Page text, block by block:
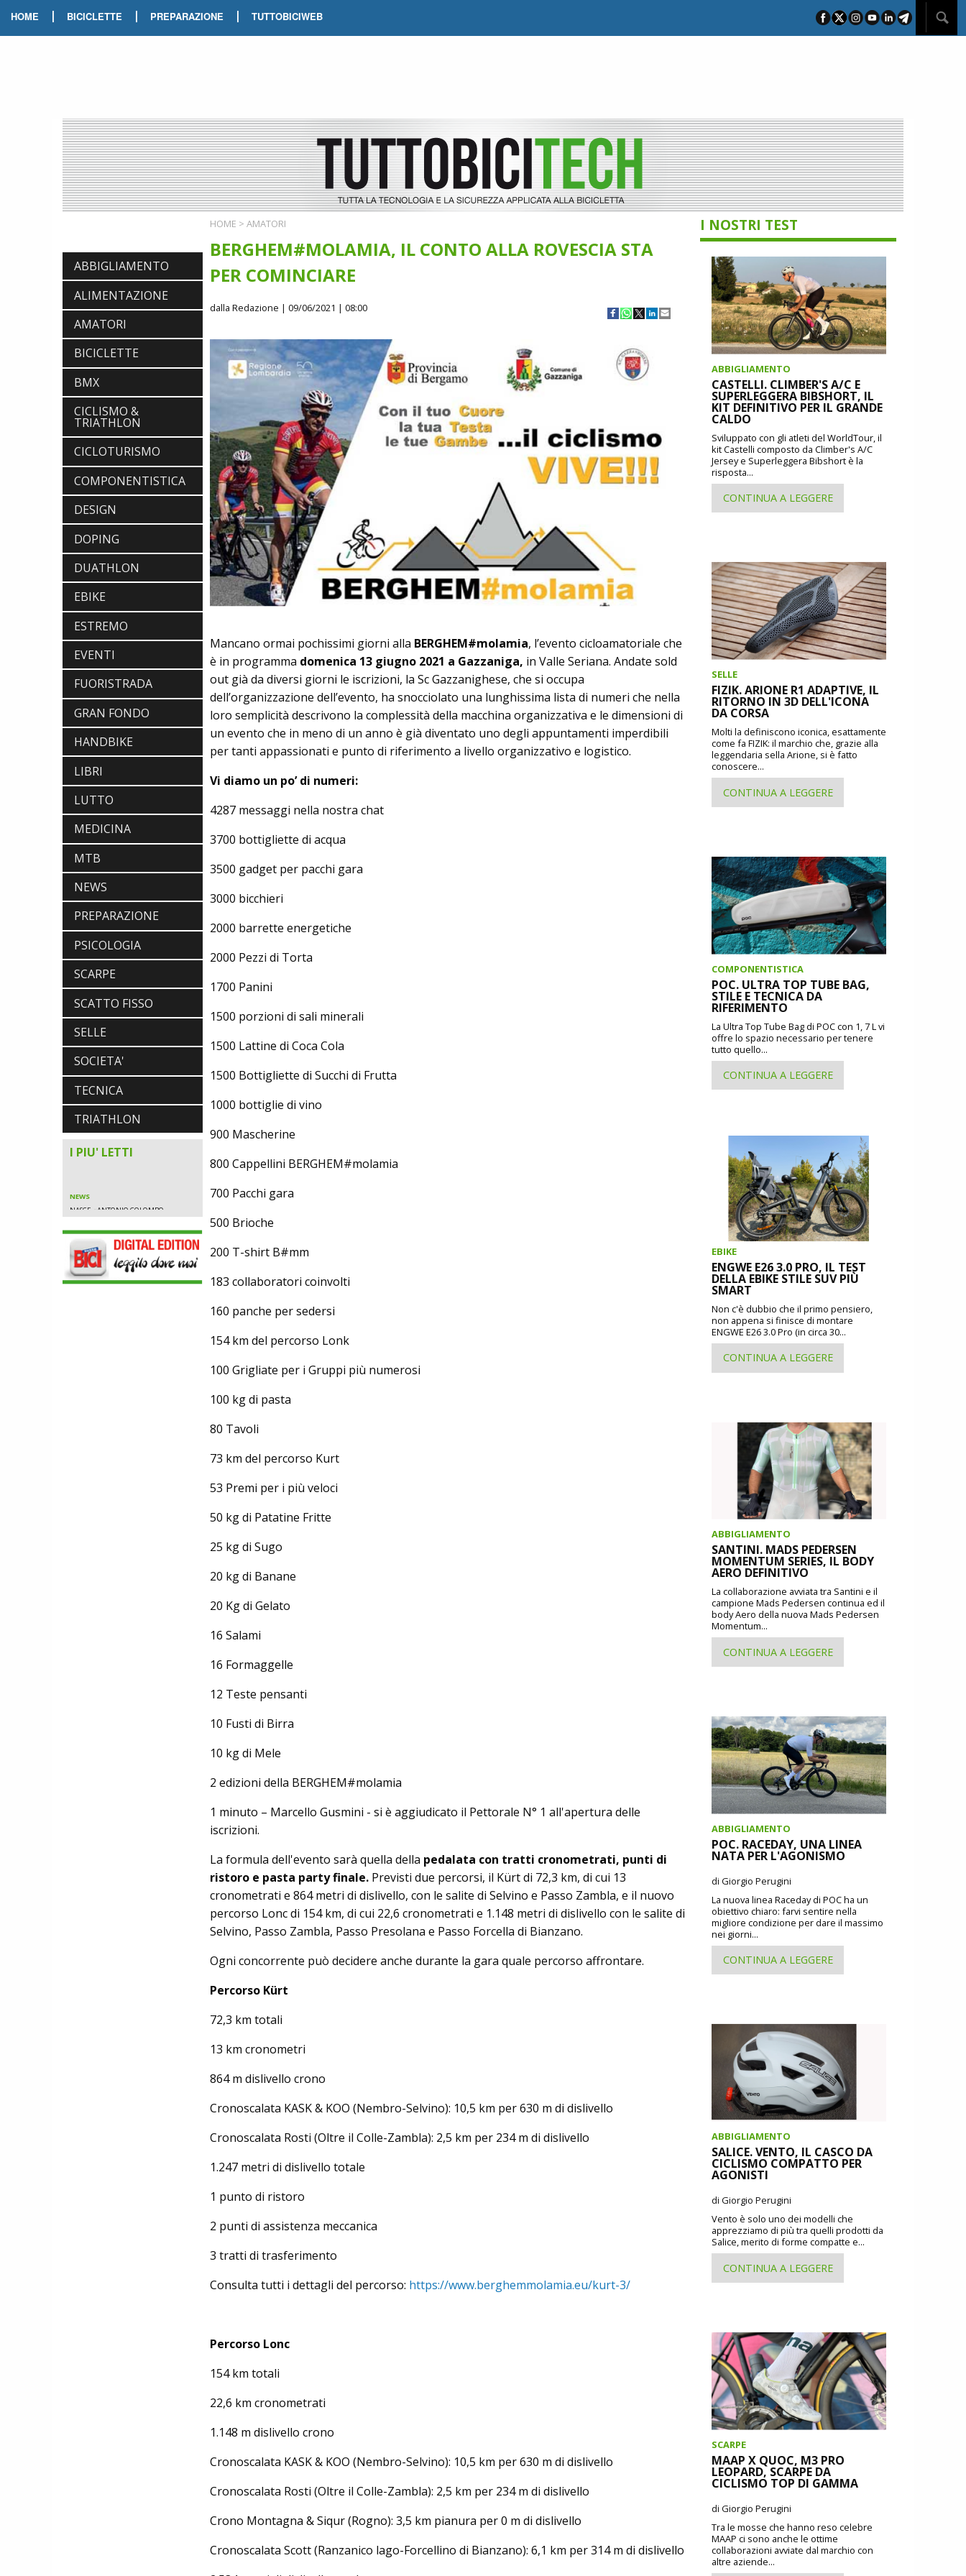
HOME | BICICLETTE | PREPARAZIONE | TUTTOBICIWEB
ABBIGLIAMENTO
ALIMENTAZIONE
AMATORI
BICICLETTE
BMX
CICLISMO &
TRIATHLON
CICLOTURISMO
COMPONENTISTICA
DESIGN
DOPING
DUATHLON
EBIKE
ESTREMO
EVENTI
FUORISTRADA
GRAN FONDO
HANDBIKE
LIBRI
LUTTO
MEDICINA
MTB
NEWS
PREPARAZIONE
PSICOLOGIA
SCARPE
SCATTO FISSO
SELLE
SOCIETA'
TECNICA
TRIATHLON
I PIU' LETTI
NASCE «ANTONIO COLOMBO
DELL'INNOVAZIONE NEL CICLISMO
NASCE «ANTONIO COLOMBO
INNOVATION & DESIGN AWARD»: A
DELL'INNOVAZIONE NEL CICLISMO
HOME > AMATORI
BERGHEM#MOLAMIA, IL CONTO ALLA ROVESCIA STA
PER COMINCIARE
dalla Redazione | 09/06/2021 | 08:00
Mancano ormai pochissimi giorni alla BERGHEM#molamia, l’evento cicloamatoriale che
è in programma domenica 13 giugno 2021 a Gazzaniga, in Valle Seriana. Andate sold
out già da diversi giorni le iscrizioni, la Sc Gazzanighese, che si occupa
dell’organizzazione dell’evento, ha snocciolato una lunghissima lista di numeri che nella
loro semplicità descrivono la complessità della macchina organizzativa e le dimensioni di
un evento che in meno di un anno è già diventato uno degli appuntamenti imperdibili
per tanti appassionati e punto di riferimento a livello organizzativo e logistico.
Vi diamo un po’ di numeri:
4287 messaggi nella nostra chat
3700 bottigliette di acqua
3500 gadget per pacchi gara
3000 bicchieri
2000 barrette energetiche
2000 Pezzi di Torta
1700 Panini
1500 porzioni di sali minerali
1500 Lattine di Coca Cola
1500 Bottigliette di Succhi di Frutta
1000 bottiglie di vino
900 Mascherine
800 Cappellini BERGHEM#molamia
700 Pacchi gara
500 Brioche
200 T-shirt B#mm
183 collaboratori coinvolti
160 panche per sedersi
154 km del percorso Lonk
100 Grigliate per i Gruppi più numerosi
100 kg di pasta
80 Tavoli
73 km del percorso Kurt
53 Premi per i più veloci
50 kg di Patatine Fritte
25 kg di Sugo
20 kg di Banane
20 Kg di Gelato
16 Salami
16 Formaggelle
12 Teste pensanti
10 Fusti di Birra
10 kg di Mele
2 edizioni della BERGHEM#molamia
1 minuto – Marcello Gusmini - si è aggiudicato il Pettorale N° 1 all'apertura delle
iscrizioni.
La formula dell'evento sarà quella della pedalata con tratti cronometrati, punti di
ristoro e pasta party finale. Previsti due percorsi, il Kürt di 72,3 km, di cui 13
cronometrati e 864 metri di dislivello, con le salite di Selvino e Passo Zambla, e il nuovo
percorso Lonc di 154 km, di cui 22,6 cronometrati e 1.148 metri di dislivello con le salite di
Selvino, Passo Zambla, Passo Presolana e Passo Forcella di Bianzano.
Ogni concorrente può decidere anche durante la gara quale percorso affrontare.
Percorso Kürt
72,3 km totali
13 km cronometri
864 m dislivello crono
Cronoscalata KASK & KOO (Nembro-Selvino): 10,5 km per 630 m di dislivello
Cronoscalata Rosti (Oltre il Colle-Zambla): 2,5 km per 234 m di dislivello
1.247 metri di dislivello totale
1 punto di ristoro
2 punti di assistenza meccanica
3 tratti di trasferimento
Consulta tutti i dettagli del percorso: https://www.berghemmolamia.eu/kurt-3/
Percorso Lonc
154 km totali
22,6 km cronometrati
1.148 m dislivello crono
Cronoscalata KASK & KOO (Nembro-Selvino): 10,5 km per 630 m di dislivello
Cronoscalata Rosti (Oltre il Colle-Zambla): 2,5 km per 234 m di dislivello
Crono Montagna & Siqur (Rogno): 3,5 km pianura per 0 m di dislivello
Cronoscalata Scott (Ranzanico lago-Forcellino di Bianzano): 6,1 km per 314 m di dislivello
I NOSTRI TEST
ABBIGLIAMENTO
CASTELLI. CLIMBER'S A/C E
SUPERLEGGERA BIBSHORT, IL
KIT DEFINITIVO PER IL GRANDE
CALDO
Sviluppato con gli atleti del WorldTour, il
kit Castelli composto da Climber's A/C
Jersey e Superleggera Bibshort è la
risposta...
CONTINUA A LEGGERE
SELLE
FIZIK. ARIONE R1 ADAPTIVE, IL
RITORNO IN 3D DELL'ICONA
DA CORSA
Molti la definiscono iconica, esattamente
come fa FIZIK: il marchio che, grazie alla
leggendaria sella Arione, si è fatto
conoscere...
CONTINUA A LEGGERE
COMPONENTISTICA
POC. ULTRA TOP TUBE BAG,
STILE E TECNICA DA
RIFERIMENTO
La Ultra Top Tube Bag di POC con 1, 7 L vi
offre lo spazio necessario per tenere
tutto quello...
CONTINUA A LEGGERE
EBIKE
ENGWE E26 3.0 PRO, IL TEST
DELLA EBIKE STILE SUV PIÙ
SMART
Non c'è dubbio che il primo pensiero,
non appena si finisce di montare
ENGWE E26 3.0 Pro (in circa 30...
CONTINUA A LEGGERE
ABBIGLIAMENTO
SANTINI. MADS PEDERSEN
MOMENTUM SERIES, IL BODY
AERO DEFINITIVO
La collaborazione avviata tra Santini e il
campione Mads Pedersen continua ed il
body Aero della nuova Mads Pedersen
Momentum...
CONTINUA A LEGGERE
ABBIGLIAMENTO
POC. RACEDAY, UNA LINEA
NATA PER L'AGONISMO
di Giorgio Perugini
La nuova linea Raceday di POC ha un
obiettivo chiaro: farvi sentire nella
migliore condizione per dare il massimo
nei giorni...
CONTINUA A LEGGERE
ABBIGLIAMENTO
SALICE. VENTO, IL CASCO DA
CICLISMO COMPATTO PER
AGONISTI
di Giorgio Perugini
Vento è solo uno dei modelli che
apprezziamo di più tra quelli prodotti da
Salice, merito di forme compatte e...
CONTINUA A LEGGERE
SCARPE
MAAP X QUOC, M3 PRO
LEOPARD, SCARPE DA
CICLISMO TOP DI GAMMA
di Giorgio Perugini
Tra le mosse che hanno reso celebre
MAAP ci sono anche le ottime
collaborazioni avviate dal marchio con
altre aziende...